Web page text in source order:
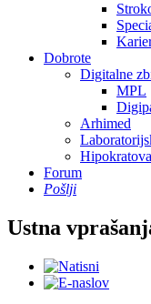
Dobrote
Digitalne
MPL
Arhimed
Forum
Pošlji
Ustna